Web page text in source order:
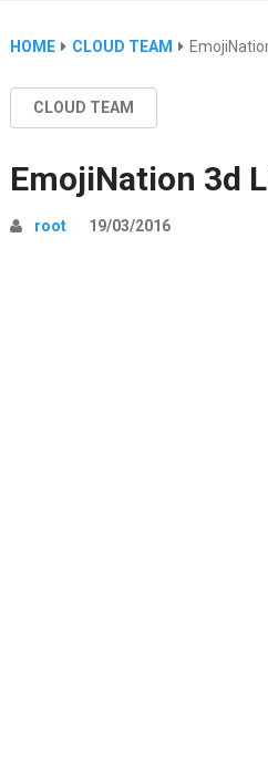
HOME CLOUD TEAM
CLOUD TEAM
EmojiNation 3d
root 19/03/2016